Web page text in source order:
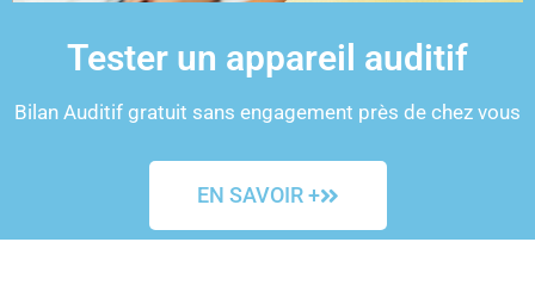
Tester un appareil auditif
Bilan Auditif gratuit sans engagement près de chez vous
EN SAVOIR +